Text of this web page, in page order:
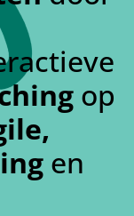
op
en